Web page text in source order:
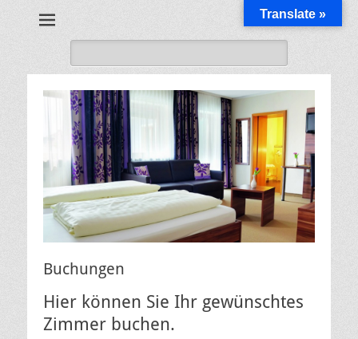
Gasthof und Hotel
Daimerwirt
nach:
Buchungen
Hier können Sie Ihr gewünschtes
Zimmer buchen.
Translate »